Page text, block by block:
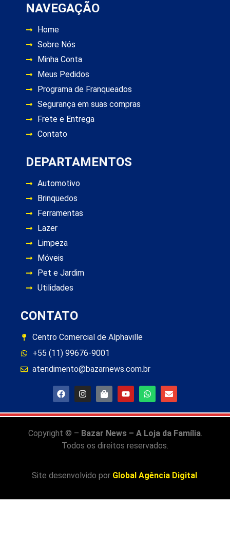
NAVEGAÇÃO
Home
Sobre Nós
Minha Conta
Meus Pedidos
Programa de Franqueados
Segurança em suas compras
Frete e Entrega
Contato
DEPARTAMENTOS
Automotivo
Brinquedos
Ferramentas
Lazer
Limpeza
Móveis
Pet e Jardim
Utilidades
CONTATO
Centro Comercial de Alphaville
+55 (11) 99676-9001
atendimento@bazarnews.com.br
Copyright © – Bazar News – A Loja da Família.
Todos os direitos reservados.
Site desenvolvido por Global Agência Digital.